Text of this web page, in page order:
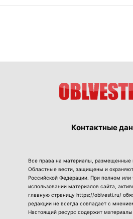
Контактные
Все права на материалы, размещенные
Областные вести, защищены и
Российской Федерации. При полном или
использовании материалов сайта,
главную страницу https://oblvesti.ru/
редакции не всегда совпадает с
Настоящий ресурс содержит материалы